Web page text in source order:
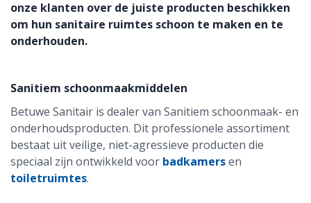
onze klanten over de juiste producten beschikken
om hun sanitaire ruimtes schoon te maken en te
onderhouden.
Sanitiem schoonmaakmiddelen
Betuwe Sanitair is dealer van Sanitiem schoonmaak- en
onderhoudsproducten. Dit professionele assortiment
bestaat uit veilige, niet-agressieve producten die
speciaal zijn ontwikkeld voor badkamersen
toiletruimtes.